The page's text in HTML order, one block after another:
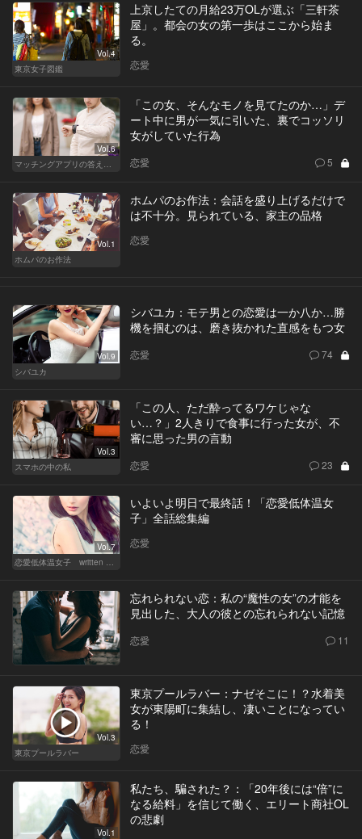
Vol.4
東京女子図鑑
上京したての月給23万OLが選ぶ「三軒茶
屋」。都会の女の第一歩はここから始ま
る。
恋愛
Vol.6
マッチングアプリの答えあわせ【A】
「この女、そんなモノを見てたのか…」デ
ート中に男が一気に引いた、裏でコッソリ
女がしていた行為
恋愛 5
Vol.1
ホムパのお作法
ホムパのお作法：会話を盛り上げるだけで
は不十分。見られている、家主の品格
恋愛
Vol.9
シバユカ
シバユカ：モテ男との恋愛は一か八か…勝
機を掴むのは、磨き抜かれた直感をもつ女
恋愛 74
Vol.3
スマホの中の私
「この人、ただ酔ってるワケじゃな
い…？」2人きりで食事に行った女が、不
審に思った男の言動
恋愛 23
Vol.7
恋愛低体温女子 written by 内埜さくら
いよいよ明日で最終話！「恋愛低体温女
子」全話総集編
恋愛
忘れられない恋：私の“魔性の女”の才能を
見出した、大人の彼との忘れられない記憶
恋愛 11
Vol.3
東京プールラバー
東京プールラバー：ナゼそこに！？水着美
女が東陽町に集結し、凄いことになってい
る！
恋愛
Vol.1
私たち、騙された？：「20年後には“倍”に
なる給料」を信じて働く、エリート商社OL
の悲劇